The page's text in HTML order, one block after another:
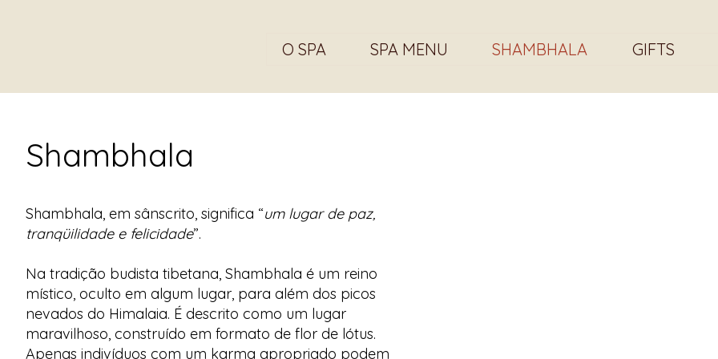
O SPA SPA MENU SHAMBHALA GIFTS
Shambhala
Shambhala, em sânscrito, significa “um lugar de paz,
tranqüilidade e felicidade”.
Na tradição budista tibetana, Shambhala é um reino
místico, oculto em algum lugar, para além dos picos
nevados do Himalaia. É descrito como um lugar
maravilhoso, construído em formato de flor de lótus.
Apenas indivíduos com um karma apropriado podem